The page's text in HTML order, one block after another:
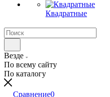
Квадратные
Везде
По всему сайту
По каталогу
Сравнение0